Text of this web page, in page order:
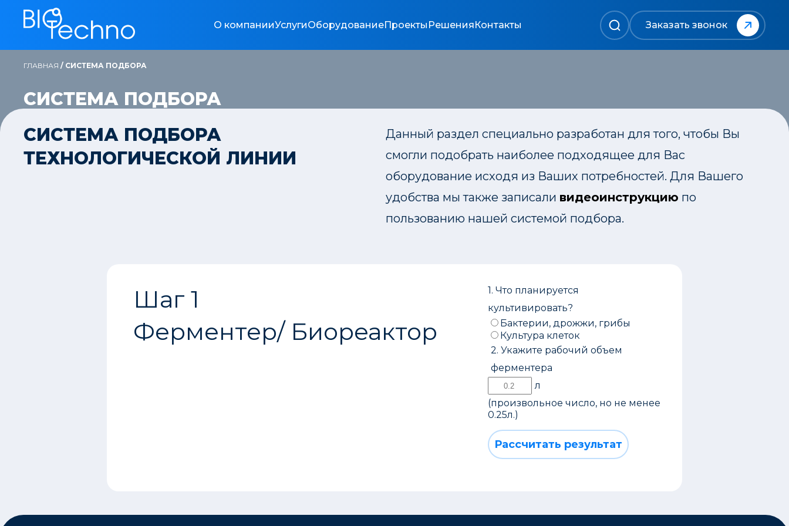
О компанииУслугиОборудованиеПроекты РешенияКонтакты Заказать звонок
ГЛАВНАЯ / СИСТЕМА ПОДБОРА
СИСТЕМА ПОДБОРА
Элемент не найден!
СИСТЕМА ПОДБОРА
ТЕХНОЛОГИЧЕСКОЙ ЛИНИИ
Данный раздел специально разработан для того, чтобы Вы
смогли подобрать наиболее подходящее для Вас
оборудование исходя из Ваших потребностей. Для Вашего
удобства мы также записали видеоинструкцию по
пользованию нашей системой подбора.
Шаг 1
Ферментер/ Биореактор
1. Что планируется
культивировать?
Бактерии, дрожжи, грибы
Культура клеток
2. Укажите рабочий объем
ферментера
л
(произвольное число, но не менее
0.25л.)
Рассчитать результат